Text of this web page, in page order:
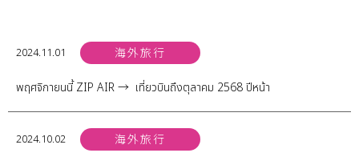
2024.11.01 海外旅行
พฤศจิกายนนี้ ZIP AIR → เที่ยวบินถึงตุลาคม 2568 ปีหน้า
2024.10.02 海外旅行